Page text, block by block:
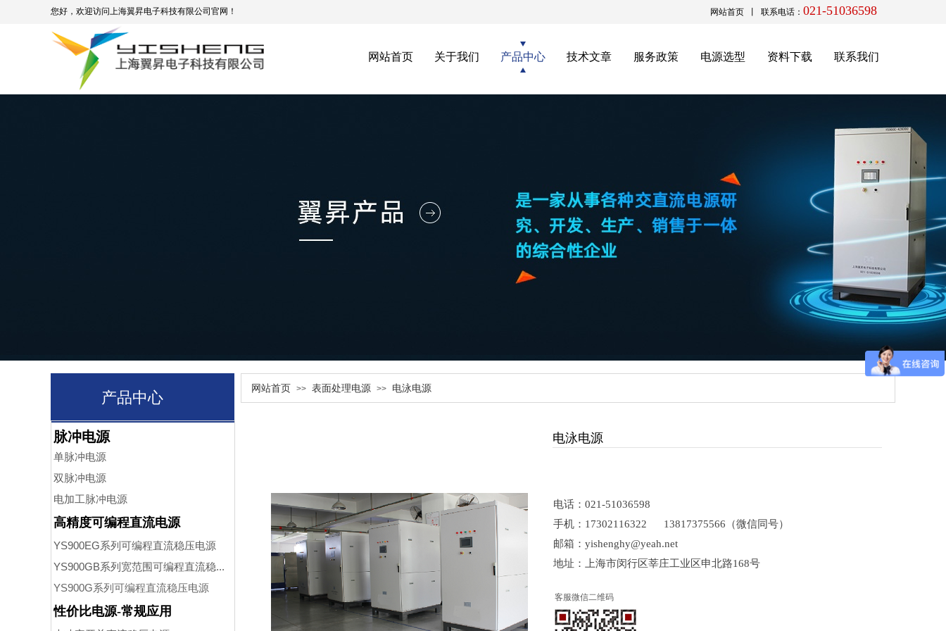
您好，欢迎访问上海翼昇电子科技有限公司官网！ 网站首页 丨 联系电话： 021-51036598
网站首页 关于我们 产品中心 技术文章 服务政策 电源选型 资料下载 联系我们
网站首页 >> 表面处理电源 >> 电泳电源
产品中心
电泳电源
脉冲电源
单脉冲电源
双脉冲电源
电加工脉冲电源
高精度可编程直流电源
YS900EG系列可编程直流稳压电源
YS900GB系列宽范围可编程直流稳...
YS900G系列可编程直流稳压电源
性价比电源-常规应用
电话：021-51036598
手机： 17302116322 13817375566（微信同号）
邮箱：yishenghy@yeah.net
地址：上海市闵行区莘庄工业区申北路168号
客服微信二维码